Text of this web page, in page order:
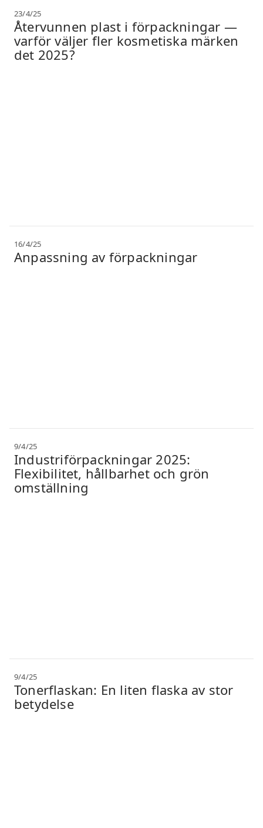
23/4/25
Återvunnen plast i förpackningar —
varför väljer fler kosmetiska märken
det 2025?
16/4/25
Anpassning av förpackningar
9/4/25
Industriförpackningar 2025:
Flexibilitet, hållbarhet och grön
omställning
9/4/25
Tonerflaskan: En liten flaska av stor
betydelse